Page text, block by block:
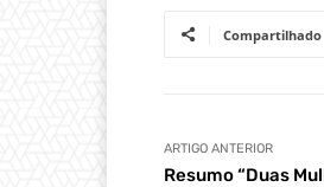
Compartilhado
ARTIGO ANTERIOR
Resumo “Duas